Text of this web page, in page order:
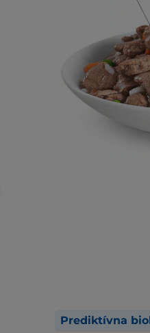
Prediktívna